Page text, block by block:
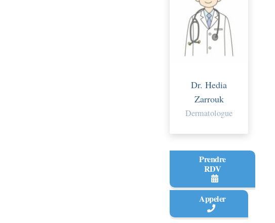
Dr. Hedia
Zarrouk
Dermatologue
Prendre
RDV
Appeler